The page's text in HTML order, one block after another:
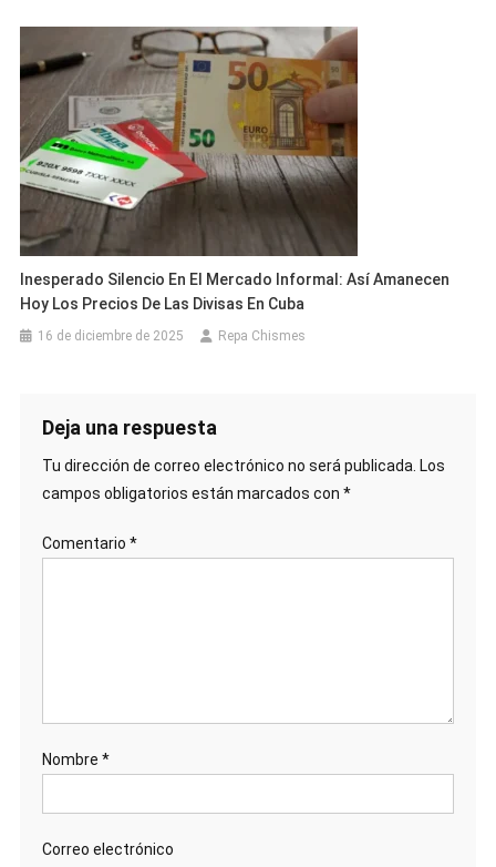
Inesperado Silencio En El Mercado Informal: Así Amanecen
Hoy Los Precios De Las Divisas En Cuba
16 de diciembre de 2025 Repa Chismes
Deja una respuesta
Tu dirección de correo electrónico no será publicada. Los
campos obligatorios están marcados con *
Comentario *
Nombre *
Correo electrónico